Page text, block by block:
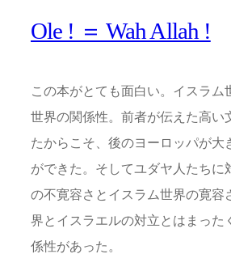
Ole ! ＝ Wah Allah !
この本がとても面白い。イスラム
世界の関係性。前者が伝えた高い
たからこそ、後のヨーロッパが大
ができた。そしてユダヤ人たちに
の不寛容さとイスラム世界の寛容
界とイスラエルの対立とはまった
係性があった。